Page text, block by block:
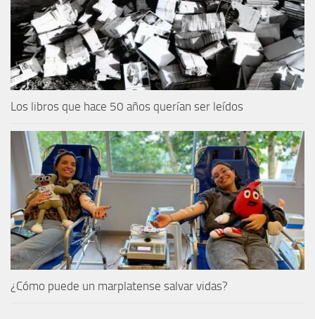
Los libros que hace 50 años querían ser leídos
¿Cómo puede un marplatense salvar vidas?